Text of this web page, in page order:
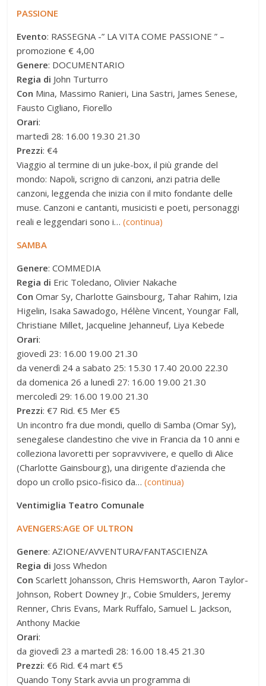
PASSIONE
Evento: RASSEGNA -” LA VITA COME PASSIONE ” –
promozione € 4,00
Genere: DOCUMENTARIO
Regia di John Turturro
Con Mina, Massimo Ranieri, Lina Sastri, James Senese,
Fausto Cigliano, Fiorello
Orari:
martedì 28: 16.00 19.30 21.30
Prezzi: €4
Viaggio al termine di un juke-box, il più grande del
mondo: Napoli, scrigno di canzoni, anzi patria delle
canzoni, leggenda che inizia con il mito fondante delle
muse. Canzoni e cantanti, musicisti e poeti, personaggi
reali e leggendari sono i…(continua)
SAMBA
Genere: COMMEDIA
Regia di Eric Toledano, Olivier Nakache
Con Omar Sy, Charlotte Gainsbourg, Tahar Rahim, Izia
Higelin, Isaka Sawadogo, Hélène Vincent, Youngar Fall,
Christiane Millet, Jacqueline Jehanneuf, Liya Kebede
Orari:
giovedì 23: 16.00 19.00 21.30
da venerdì 24 a sabato 25: 15.30 17.40 20.00 22.30
da domenica 26 a lunedì 27: 16.00 19.00 21.30
mercoledì 29: 16.00 19.00 21.30
Prezzi: €7 Rid. €5 Mer €5
Un incontro fra due mondi, quello di Samba (Omar Sy),
senegalese clandestino che vive in Francia da 10 anni e
colleziona lavoretti per sopravvivere, e quello di Alice
(Charlotte Gainsbourg), una dirigente d’azienda che
dopo un crollo psico-fisico da…(continua)
Ventimiglia Teatro Comunale
AVENGERS:AGE OF ULTRON
Genere: AZIONE/AVVENTURA/FANTASCIENZA
Regia di Joss Whedon
Con Scarlett Johansson, Chris Hemsworth, Aaron Taylor-
Johnson, Robert Downey Jr., Cobie Smulders, Jeremy
Renner, Chris Evans, Mark Ruffalo, Samuel L. Jackson,
Anthony Mackie
Orari:
da giovedì 23 a martedì 28: 16.00 18.45 21.30
Prezzi: €6 Rid. €4 mart €5
Quando Tony Stark avvia un programma di